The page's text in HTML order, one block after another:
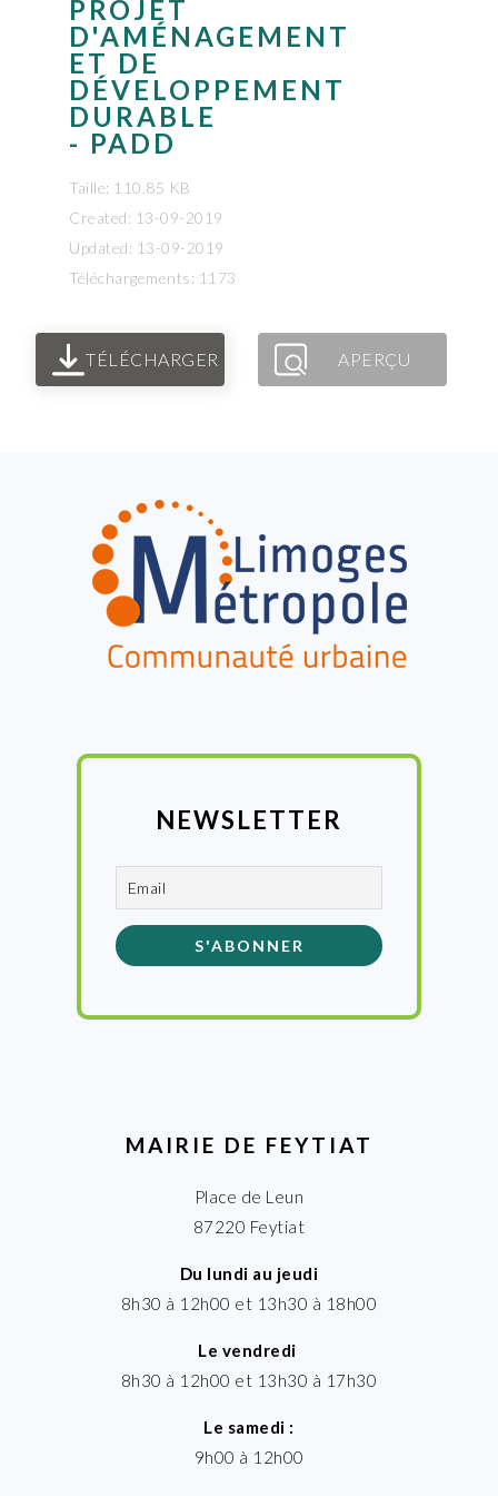
PROJET
D'AMÉNAGEMENT
ET DE
DÉVELOPPEMENT
DURABLE
- PADD
Taille: 110.85 KB
Created: 13-09-2019
Updated: 13-09-2019
Téléchargements: 1173
TÉLÉCHARGER APERÇU
NEWSLETTER
MAIRIE DE FEYTIAT
Place de Leun
87220 Feytiat
Du lundi au jeudi
8h30 à 12h00 et 13h30 à 18h00
Le vendredi
8h30 à 12h00 et 13h30 à 17h30
Le samedi :
9h00 à 12h00